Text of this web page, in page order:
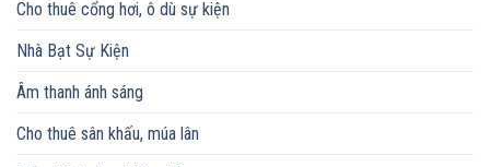
Cho thuê cổng hơi, ô dù sự kiện
Nhà Bạt Sự Kiện
Âm thanh ánh sáng
Cho thuê sân khấu, múa lân